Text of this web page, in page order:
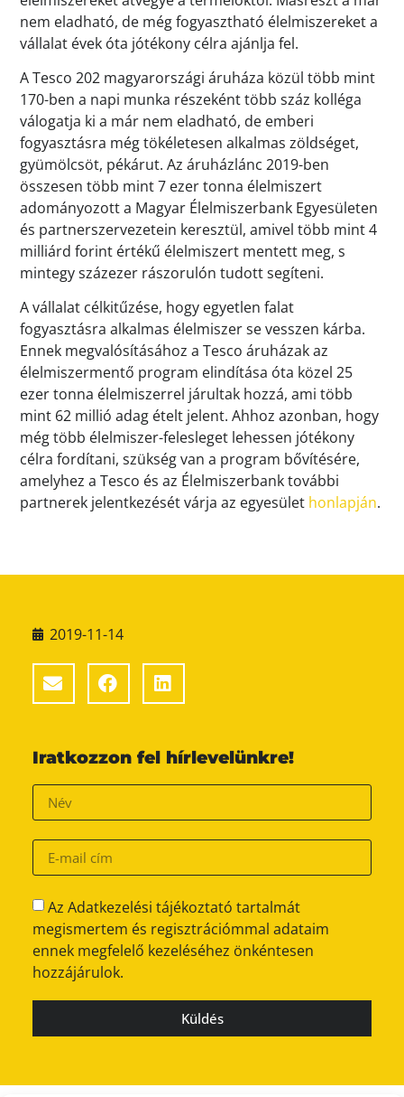
nem eladható, de még fogyasztható élelmiszereket a
vállalat évek óta jótékony célra ajánlja fel.
A Tesco 202 magyarországi áruháza közül több mint
170-ben a napi munka részeként több száz kolléga
válogatja ki a már nem eladható, de emberi
fogyasztásra még tökéletesen alkalmas zöldséget,
gyümölcsöt, pékárut. Az áruházlánc 2019-ben
összesen több mint 7 ezer tonna élelmiszert
adományozott a Magyar Élelmiszerbank Egyesületen
és partnerszervezetein keresztül, amivel több mint 4
milliárd forint értékű élelmiszert mentett meg, s
mintegy százezer rászorulón tudott segíteni.
A vállalat célkitűzése, hogy egyetlen falat
fogyasztásra alkalmas élelmiszer se vesszen kárba.
Ennek megvalósításához a Tesco áruházak az
élelmiszermentő program elindítása óta közel 25
ezer tonna élelmiszerrel járultak hozzá, ami több
mint 62 millió adag ételt jelent. Ahhoz azonban, hogy
még több élelmiszer-felesleget lehessen jótékony
célra fordítani, szükség van a program bővítésére,
amelyhez a Tesco és az Élelmiszerbank további
partnerek jelentkezését várja az egyesület honlapján.
2019-11-14
Iratkozzon fel hírlevelünkre!
Az Adatkezelési tájékoztató tartalmát
megismertem és regisztrációmmal adataim
ennek megfelelő kezeléséhez önkéntesen
hozzájárulok.
Küldés